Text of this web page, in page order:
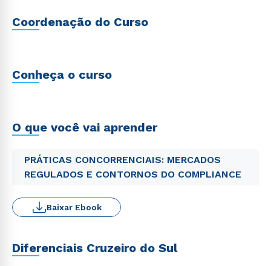
Coordenação do Curso
Conheça o curso
O que você vai aprender
PRÁTICAS CONCORRENCIAIS: MERCADOS
REGULADOS E CONTORNOS DO COMPLIANCE
Baixar Ebook
Diferenciais Cruzeiro do Sul